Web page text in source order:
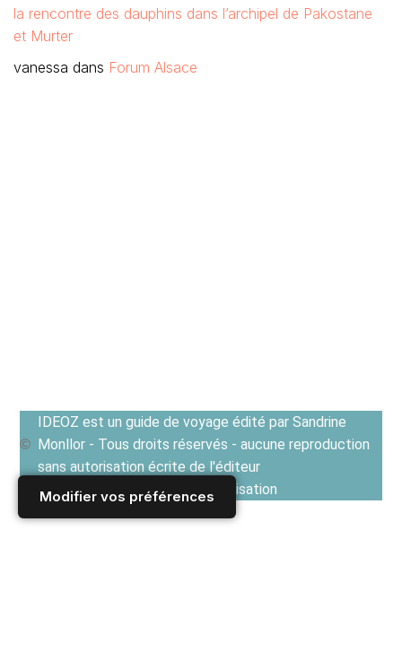
Modifier vos préférences
la rencontre des dauphins dans l’archipel de Pakostane
et Murter
vanessa dans Forum Alsace
IDEOZ est un guide de voyage édité par Sandrine
Monllor - Tous droits réservés - aucune reproduction
sans autorisation écrite de l'éditeur
Voir les Conditions générales d'utilisation